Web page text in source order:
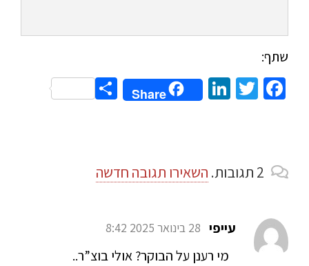
שתף:
Facebook
Twitter
LinkedIn
Share
Share
2 תגובות. השאירו תגובה חדשה
עייפי 28 בינואר 2025 8:42
מי רענן על הבוקר? אולי בוצ”ר..